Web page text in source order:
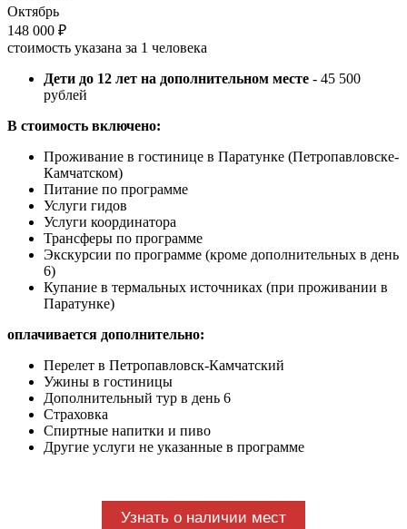
Октябрь
148 000 ₽
стоимость указана за 1 человека
Дети до 12 лет на дополнительном месте - 45 500
рублей
В стоимость включено:
Проживание в гостинице в Паратунке (Петропавловске-
Камчатском)
Питание по программе
Услуги гидов
Услуги координатора
Трансферы по программе
Экскурсии по программе (кроме дополнительных в день
6)
Купание в термальных источниках (при проживании в
Паратунке)
оплачивается дополнительно:
Перелет в Петропавловск-Камчатский
Ужины в гостиницы
Дополнительный тур в день 6
Страховка
Спиртные напитки и пиво
Другие услуги не указанные в программе
Узнать о наличии мест